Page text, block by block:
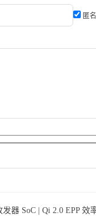
匿
器 SoC | Qi 2.0 EPP 效